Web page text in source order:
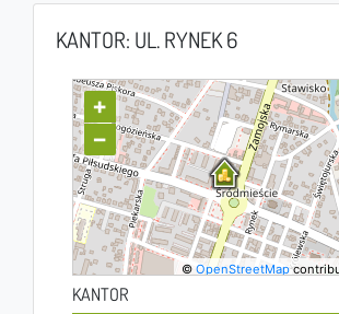
KANTOR: UL. RYNEK 6
+
−
©OpenStreetMap
KANTOR